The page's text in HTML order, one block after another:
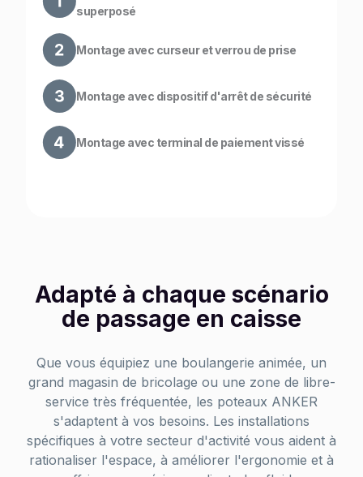
superposé
Montage avec curseur et verrou de prise
Montage avec dispositif d'arrêt de sécurité
Montage avec terminal de paiement vissé
Adapté à chaque scénario
de passage en caisse
Que vous équipiez une boulangerie animée, un
grand magasin de bricolage ou une zone de libre-
service très fréquentée, les poteaux ANKER
s'adaptent à vos besoins. Les installations
spécifiques à votre secteur d'activité vous aident à
rationaliser l'espace, à améliorer l'ergonomie et à